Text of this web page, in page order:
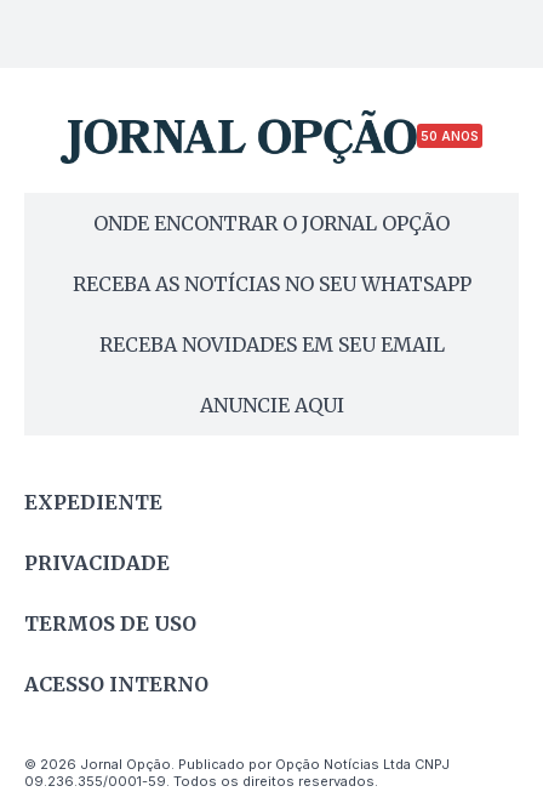
50 ANOS
ONDE ENCONTRAR O JORNAL OPÇÃO
RECEBA AS NOTÍCIAS NO SEU WHATSAPP
RECEBA NOVIDADES EM SEU EMAIL
ANUNCIE AQUI
EXPEDIENTE
PRIVACIDADE
TERMOS DE USO
ACESSO INTERNO
© 2026 Jornal Opção. Publicado por Opção Notícias Ltda CNPJ
09.236.355/0001-59. Todos os direitos reservados.